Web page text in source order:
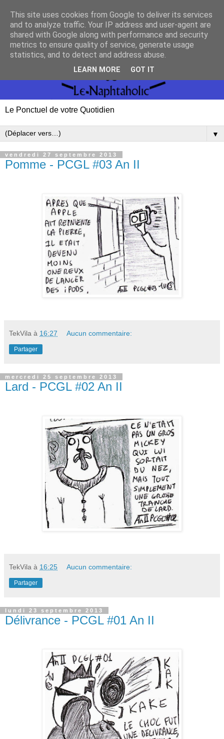
Le Ponctuel de votre Quotidien
▼
vendredi 27 septembre 2013
Pomme - PCGL #03 An II
TekVila à 16:27 Aucun commentaire:
Partager
mercredi 25 septembre 2013
Lard - PCGL #02 An II
TekVila à 16:25 Aucun commentaire:
Partager
lundi 23 septembre 2013
Délivrance - PCGL #01 An II
This site uses cookies from Google to deliver its services
and to analyze traffic. Your IP address and user-agent are
shared with Google along with performance and security
metrics to ensure quality of service, generate usage
statistics, and to detect and address abuse.
LEARN MORE GOT IT